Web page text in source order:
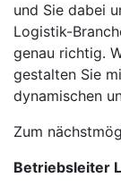
und Sie dabei
Logistik-
genau richtig.
gestalten Sie
dynamischen
Zum
Betriebsleiter